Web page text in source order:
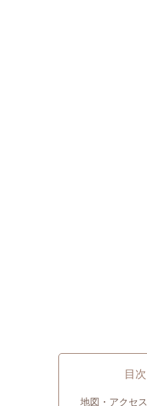
目次
地図・アクセス